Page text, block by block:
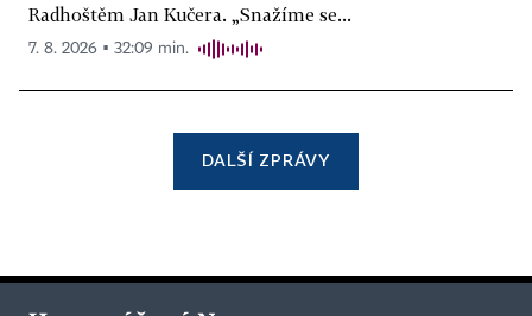
Radhoštěm Jan Kučera. „Snažíme se...
7. 8. 2026 ▪ 32:09 min.
DALŠÍ ZPRÁVY